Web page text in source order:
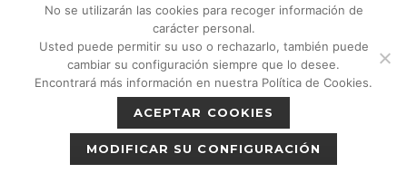
© 2018 - 2026 CLUB DRAGON MADRID |
C/Don Quijote, 5 Semisotano. Madrid (28020)
Política de privacidad|Política de cookies
No se utilizarán las cookies para recoger información de
carácter personal.
Usted puede permitir su uso o rechazarlo, también puede
cambiar su configuración siempre que lo desee.
Encontrará más información en nuestra Política de Cookies.
ACEPTAR COOKIES
MODIFICAR SU CONFIGURACIÓN